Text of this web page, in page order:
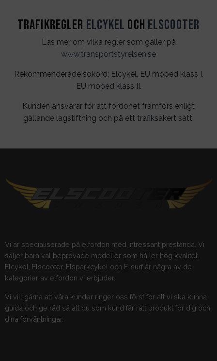
Trafikregler Elcykel och Elscooter
Läs mer om vilka regler som gäller på
www.transportstyrelsen.se
Rekommenderade sökord: Elcykel, EU moped klass I,
EU moped klass II.
Kunden ansvarar för att fordonet framförs enligt
gällande lagstiftning och på ett trafiksäkert sätt.
Vi är specialiserade på elfordon med intressant prestanda. Vi
säljer bara väl beprövade modeller som håller hög kvalitet.
Elcykel, Elscooter, Elsparkcykel och E-surf är några av de
kategorier av elfordon vi erbjuder.
Vi vill gärna att våra kunder ringer oss först för att vi ska kunna
guida och ge råd så att du som kund får rätt produkt för dig och
dina förväntningar.